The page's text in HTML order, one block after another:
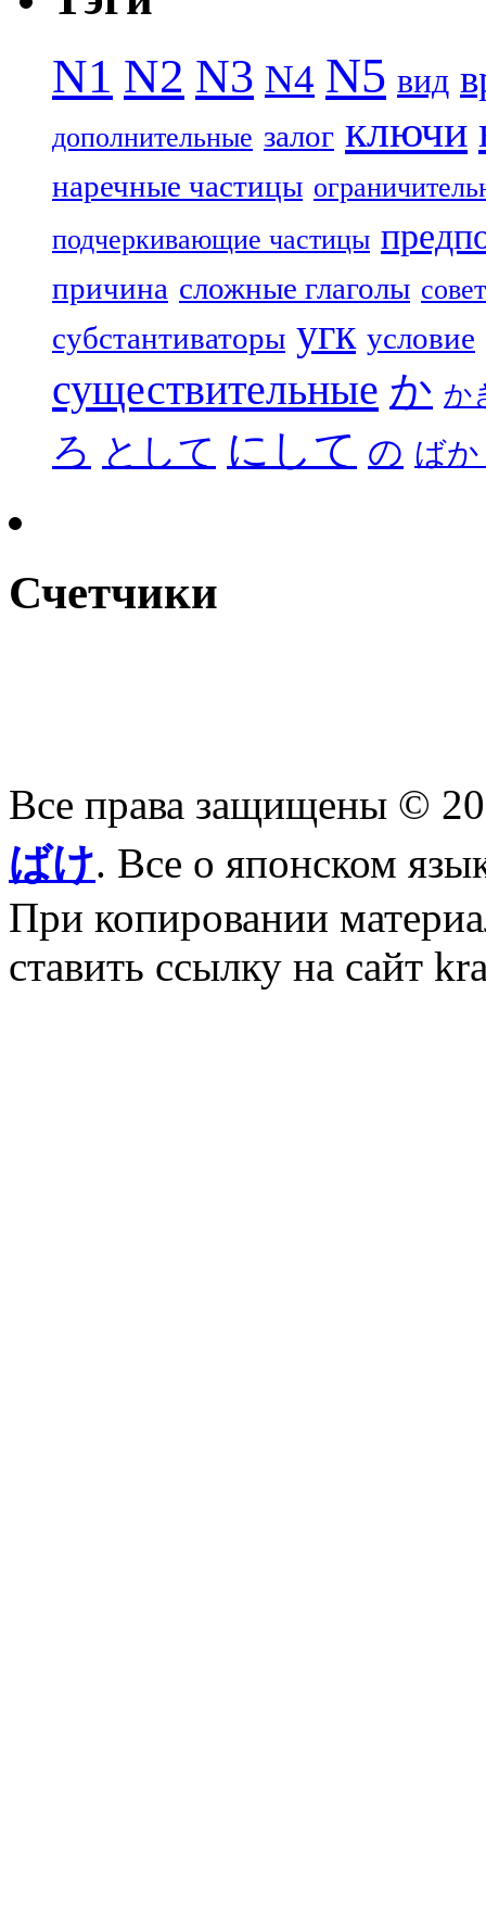
N1 N2 N3 N4 N5 вид
дополнительные залог ключи
наречные частицы
подчеркивающие частицы
причина сложные глаголы совет
субстантиваторы угк условие
существительные か か
ろ として にして の ば
Счетчики
Все права защищены ©
ばけ. Все о японском
При копировании
ставить ссылку на сайт